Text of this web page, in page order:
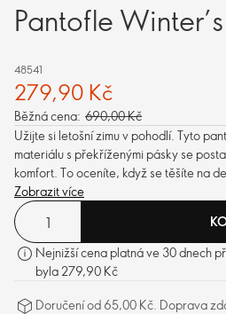
Pantofle
48541
279,90 Kč
Běžná cena: 690,00 Kč
Užijte si letošní zimu v pohodlí. Tyto
materiálu s překříženými pásky se
komfort. To oceníte, když se těšíte na
chcete odpočinout po dlouhém dni.
Zobrazit více
Nejnižší cena platná ve 30 dnech
byla 279,90 Kč
Doručení od 65,00 Kč. Doprava